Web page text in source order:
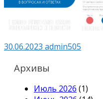
30.06.2023 admin505
Архивы
Июль 2026 (1)